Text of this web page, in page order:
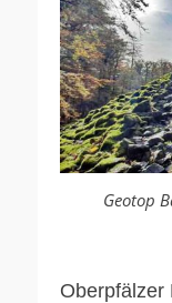
Geotop
Oberpfälzer